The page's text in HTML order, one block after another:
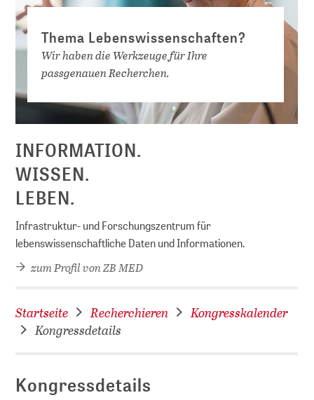
Thema Lebenswissenschaften?
Wir haben die Werkzeuge für Ihre
passgenauen Recherchen.
INFORMATION.
WISSEN.
LEBEN.
Infrastruktur- und Forschungszentrum für
lebenswissenschaftliche Daten und Informationen.
zum Profil von ZB MED
Startseite Recherchieren
Kongresskalender
Kongressdetails
Kongressdetails